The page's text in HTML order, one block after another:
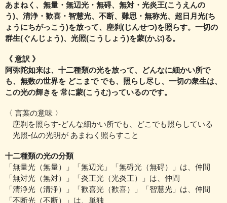
あまねく、無量・無辺光・無碍、無対・光炎王(こうえんの
う)、 清浄・歓喜・智慧光、不断、難思・無称光、 超日月光(ち
ょうにちがっこう)を放って、塵刹(じんせつ)を照らす。一切の
群生(ぐんじょう)、光照(こうしょう)を蒙(かぶ)る。
《 意訳 》
阿弥陀如来は、十二種類の光を放って、どんなに細かい所で
も、 無数の世界を どこまで でも、照らし尽し、 一切の衆生は、
この光の輝きを 常に蒙(こうむ)っているのです。
〈 言葉の意味 〉
塵刹を照らす‐どんな細かい所でも、どこでも照らしている
光照‐仏の光明が あまねく照らすこと
十二種類の光の分類
「無量光（無量）」「無辺光」「無碍光（無碍）」は、仲間
「無対光（無対）」「炎王光（光炎王）」は、仲間
「清浄光（清浄）」「歓喜光（歓喜）」「智慧光」は、仲間
「不断光（不断）」は、単独